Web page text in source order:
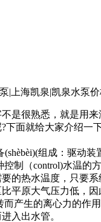
很熟悉，就是用来
面就给大家介绍一下
组成：驱动
制（control)水温
热水温度，只要
平原大气压力低，
产生的离心力的
入出水管。